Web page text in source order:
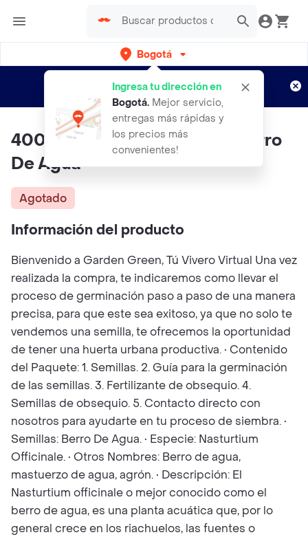
Bogotá
Ingresa tu dirección en
Bogotá. Mejor servicio,
entregas más rápidas y
los precios más
convenientes!
envíos gratis por semanas
Aplican TyC
400 Semillas Orgánicas De Berro
De Agua
Agotado
Información del producto
Bienvenido a Garden Green, Tú Vivero Virtual Una vez
realizada la compra, te indicaremos como llevar el
proceso de germinación paso a paso de una manera
precisa, para que este sea exitoso, ya que no solo te
vendemos una semilla, te ofrecemos la oportunidad
de tener una huerta urbana productiva. • Contenido
del Paquete: 1. Semillas. 2. Guía para la germinación
de las semillas. 3. Fertilizante de obsequio. 4.
Semillas de obsequio. 5. Contacto directo con
nosotros para ayudarte en tu proceso de siembra. •
Semillas: Berro De Agua. • Especie: Nasturtium
Officinale. • Otros Nombres: Berro de agua,
mastuerzo de agua, agrón. • Descripción: El
Nasturtium officinale o mejor conocido como el
berro de agua, es una planta acuática que, por lo
general crece en los riachuelos, las fuentes o